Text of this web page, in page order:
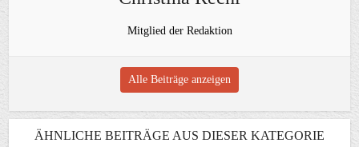
Mitglied der Redaktion
Alle Beiträge anzeigen
ÄHNLICHE BEITRÄGE AUS DIESER KATEGORIE